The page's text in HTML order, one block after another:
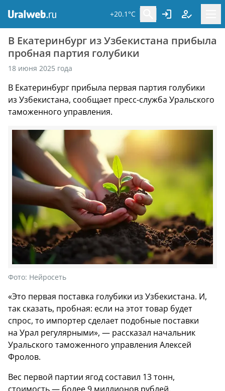
+20.1°C
В Екатеринбург из Узбекистана прибыла
пробная партия голубики
18 июня 2025 года
В Екатеринбург прибыла первая партия голубики
из Узбекистана, сообщает пресс-служба Уральского
таможенного управления.
Фото: Нейросеть
«Это первая поставка голубики из Узбекистана. И,
так сказать, пробная: если на этот товар будет
спрос, то импортер сделает подобные поставки
на Урал регулярными», — рассказал начальник
Уральского таможенного управления Алексей
Фролов.
Вес первой партии ягод составил 13 тонн,